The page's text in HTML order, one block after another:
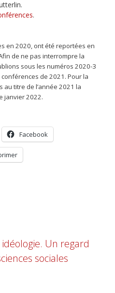
.
en 2020, ont été reportées en
de ne pas interrompre la
sous les numéros 2020-3
de 2021. Pour la
titre de l’année 2021 la
janvier 2022.
Facebook
Un regard
sociales